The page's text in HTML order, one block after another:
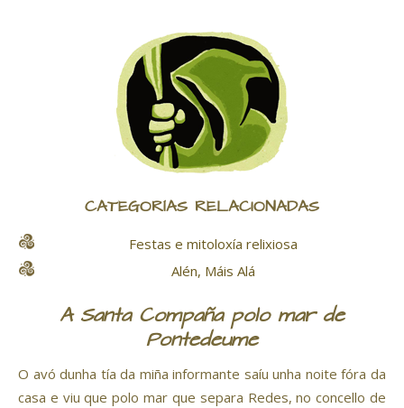
CATEGORÍAS RELACIONADAS
Festas e mitoloxía relixiosa
Alén, Máis Alá
A Santa Compaña polo mar de
Pontedeume
O avó dunha tía da miña informante saíu unha noite fóra da
casa e viu que polo mar que separa Redes, no concello de